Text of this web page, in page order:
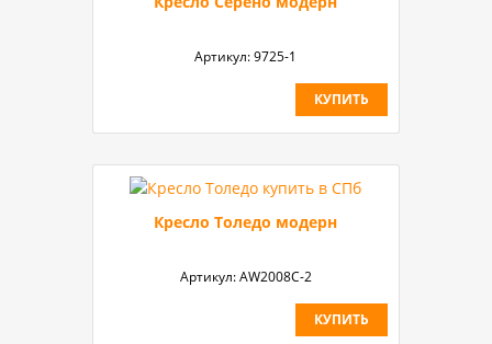
Артикул:9725-1
КУПИТЬ
Кресло Толедо модерн
Артикул:AW2008C-2
КУПИТЬ